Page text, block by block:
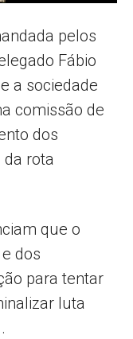
pelos
Fábio
a sociedade
comissão de
dos
rota
que o
dos
para tentar
luta